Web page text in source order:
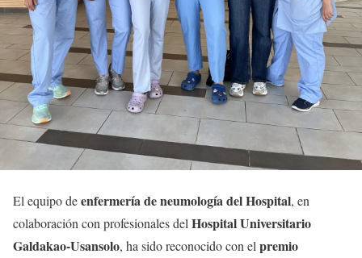
El equipo deenfermería de neumología del Hospital, en
colaboración con profesionales del Hospital Universitario
Galdakao-Usansolo, ha sido reconocido con el premio